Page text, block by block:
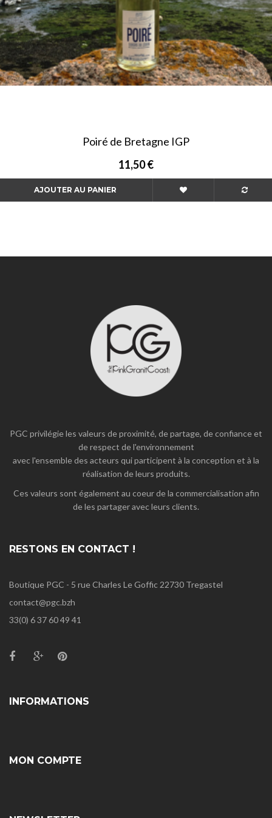
Poiré de Bretagne IGP
11,50 €
AJOUTER AU PANIER
PGC privilégie les valeurs de proximité, de partage, de confiance et
de respect de l'environnement
avec l'ensemble des acteurs qui participent à la conception et à la
réalisation de leurs produits.
Ces valeurs sont également au coeur de la commercialisation afin
de les partager avec leurs clients.
RESTONS EN CONTACT !
Boutique PGC - 5 rue Charles Le Goffic 22730 Tregastel
contact@pgc.bzh
33(0) 6 37 60 49 41
INFORMATIONS
MON COMPTE